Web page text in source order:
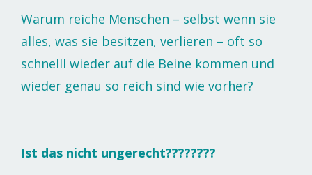
Warum reiche Menschen – selbst wenn sie
alles, was sie besitzen, verlieren – oft so
schnelll wieder auf die Beine kommen und
wieder genau so reich sind wie vorher?
Ist das nicht ungerecht????????